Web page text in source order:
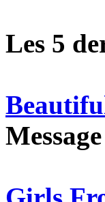
Les 5